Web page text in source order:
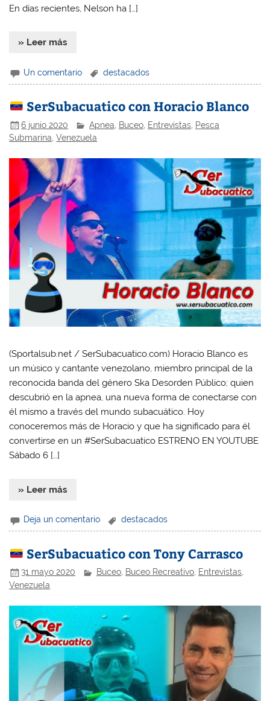
En días recientes, Nelson ha […]
» Leer más
Un comentario destacados
SerSubacuatico con Horacio Blanco
6 junio 2020 Apnea Buceo Entrevistas Pesca
Submarina ,Venezuela
(Sportalsub.net / SerSubacuatico.com) Horacio Blanco es
un músico y cantante venezolano, miembro principal de la
reconocida banda del género Ska Desorden Público; quien
descubrió en la apnea, una nueva forma de conectarse con
él mismo a través del mundo subacuático. Hoy
conoceremos más de Horacio y que ha significado para él
convertirse en un #SerSubacuatico ESTRENO EN YOUTUBE
Sábado 6 […]
» Leer más
Deja un comentario destacados
SerSubacuatico con Tony Carrasco
31 mayo 2020 Buceo, Buceo Recreativo, Entrevistas,
Venezuela